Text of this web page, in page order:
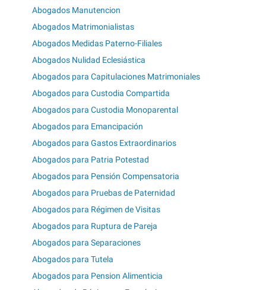
Abogados Manutencion
Abogados Matrimonialistas
Abogados Medidas Paterno-Filiales
Abogados Nulidad Eclesiástica
Abogados para Capitulaciones Matrimoniales
Abogados para Custodia Compartida
Abogados para Custodia Monoparental
Abogados para Emancipación
Abogados para Gastos Extraordinarios
Abogados para Patria Potestad
Abogados para Pensión Compensatoria
Abogados para Pruebas de Paternidad
Abogados para Régimen de Visitas
Abogados para Ruptura de Pareja
Abogados para Separaciones
Abogados para Tutela
Abogados para Pension Alimenticia